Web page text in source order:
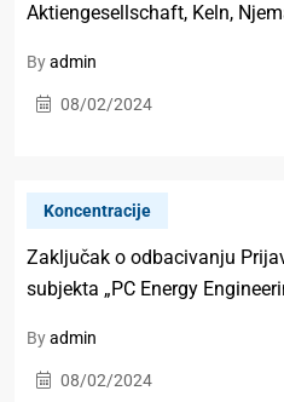
Aktiengesellschaft, Keln,
Byadmin
08/02/2024
Koncentracije
Zaključak o odbacivanju
subjekta „PC Energy
Byadmin
08/02/2024